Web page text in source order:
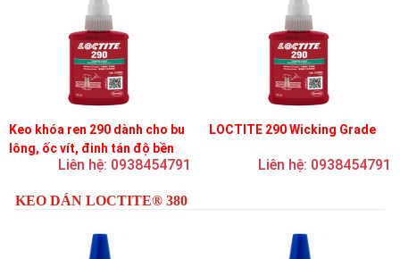
Keo khóa ren 290 dành cho bu
lông, ốc vít, đinh tán độ bền
trung bình, độ nhớt thấp
Liên hệ: 0938454791
LOCTITE 290 Wicking Grade
Liên hệ: 0938454791
KEO DÁN LOCTITE® 380